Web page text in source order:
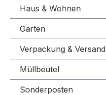
Haus & Wohnen
Garten
Verpackung & Versand
Müllbeutel
Sonderposten